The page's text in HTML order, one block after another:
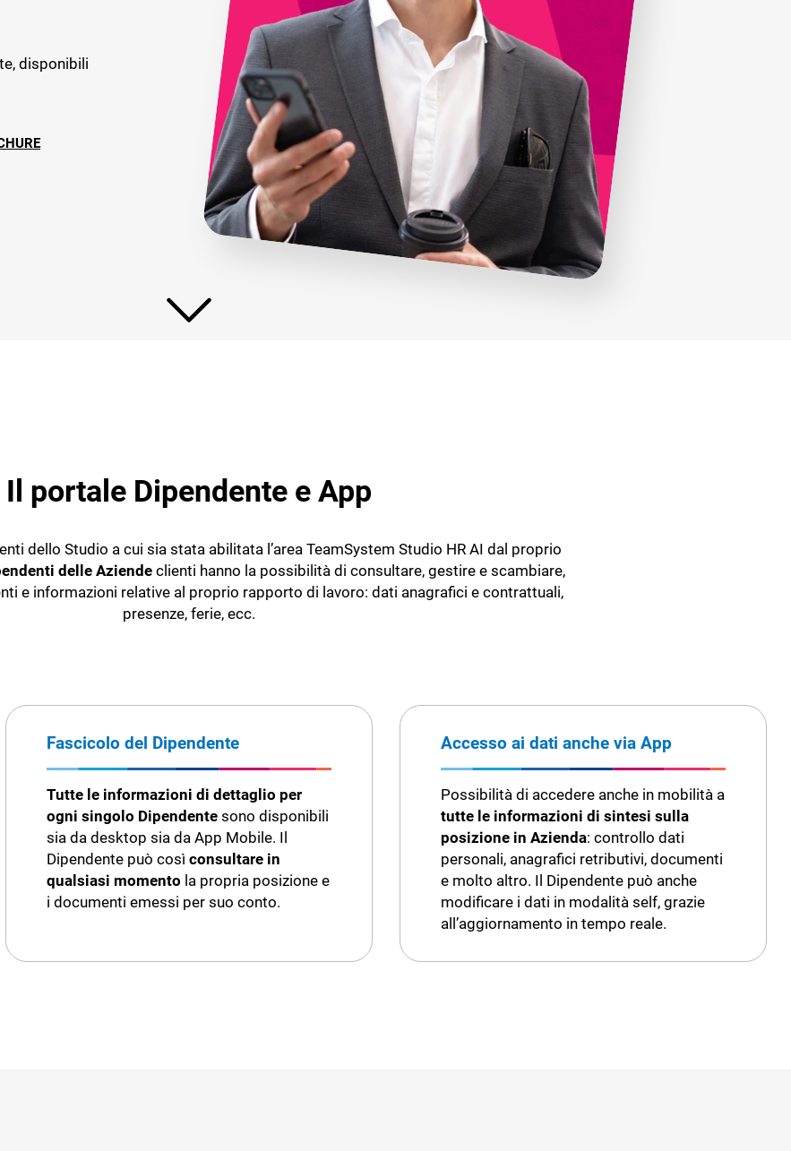
Portale Dipendente e App
ALTRI GESTIONALI
Cybersecurity
disponibili
Il portale Dipendente e App
dello Studio a cui sia stata abilitata l’area TeamSystem Studio HR AI dal proprio
delle Aziendeclienti hanno la possibilità di consultare, gestire e scambiare,
e informazioni relative al proprio rapporto di lavoro: dati anagrafici e contrattuali,
presenze, ferie, ecc.
Fascicolo del Dipendente
Tutte le informazioni di dettaglio per
ogni singolo Dipendente sono disponibili
sia da desktop sia da App Mobile. Il
Dipendente può così consultare in
qualsiasi momento la propria posizione e
i documenti emessi per suo conto.
Accesso ai dati anche via App
Possibilità di accedere anche in mobilità a
tutte le informazioni di sintesi sulla
posizione in Azienda: controllo dati
personali, anagrafici retributivi, documenti
e molto altro. Il Dipendente può anche
modificare i dati in modalità self, grazie
all’aggiornamento in tempo reale.